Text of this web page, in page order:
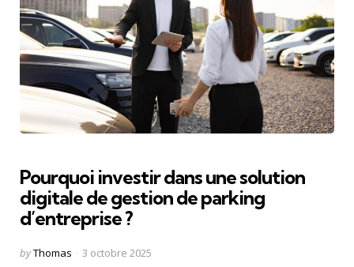
Pourquoi investir dans une solution
digitale de gestion de parking
d’entreprise ?
Posted
byThomas 3 octobre 2025